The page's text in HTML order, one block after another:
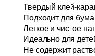
Твердый клей-
Подходит для
Легкое и чистое
Идеально для
Не содержит